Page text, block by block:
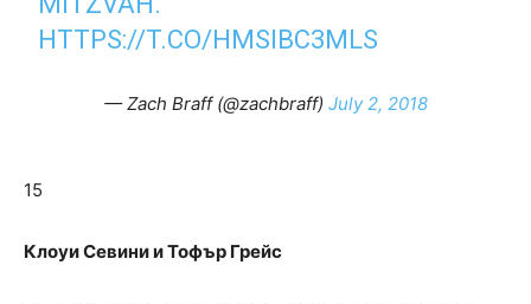
HTTPS://T.CO/HMSIBC3MLS
— Zach Braff (@zachbraff) July 2, 2018
15
Клоуи СевинииТофър Грейс